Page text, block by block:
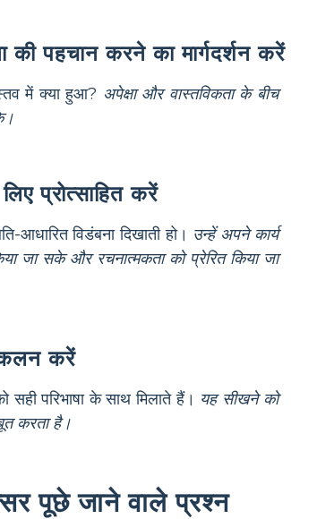
की पहचान करने का मार्गदर्शन करें
में क्या हुआ? अपेक्षा और वास्तविकता के बीच
प्रोत्साहित करें
आधारित विडंबना दिखाती हो। उन्हें अपने कार्य
जा सके और रचनात्मकता को प्रेरित किया जा
करें
सही परिभाषा के साथ मिलाते हैं। यह सीखने को
करता है।
पूछे जाने वाले प्रश्न